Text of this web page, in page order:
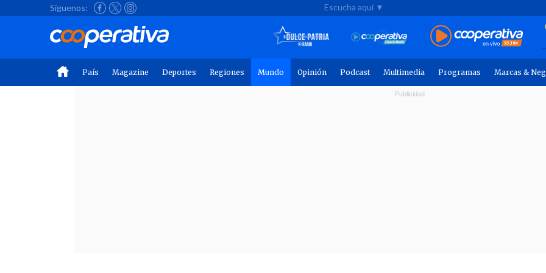
Síguenos: Escucha aquí ▼
País Magazine Deportes Regiones Mundo Opinión Podcast Multimedia Programas Marcas &